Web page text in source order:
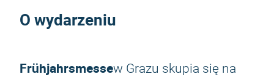
O wydarzeniu
Frühjahrsmessew Grazu skupia się na